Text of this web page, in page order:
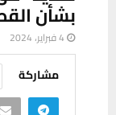
بشأن
4 فبراير، 2024
مشاركة